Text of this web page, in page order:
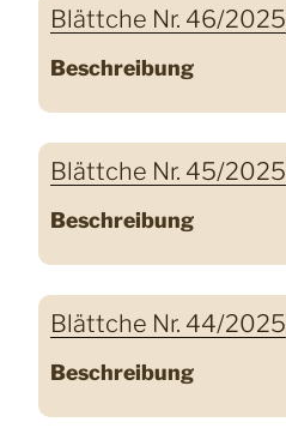
Blättche Nr. 46/2025
Beschreibung
Blättche Nr. 45/2025
Beschreibung
Blättche Nr. 44/2025
Beschreibung